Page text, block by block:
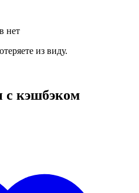
нет
из виду.
с кэшбэком